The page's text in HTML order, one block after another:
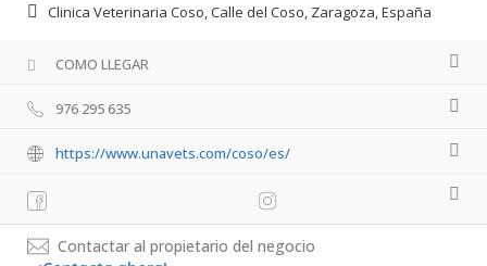
Clinica Veterinaria Coso, Calle del Coso, Zaragoza, España
COMO LLEGAR
976 295 635
https://www.unavets.com/coso/es/
Contactar al propietario del negocio